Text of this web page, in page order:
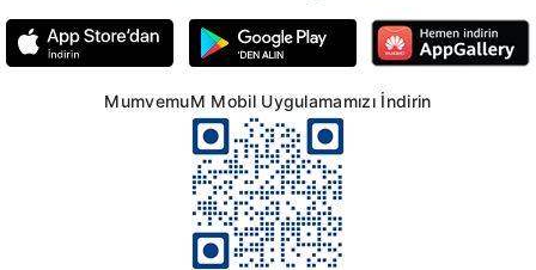
MumvemuM Mobil Uygulamamızı İndirin